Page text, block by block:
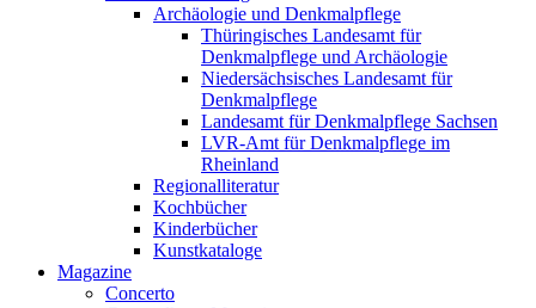
Archäologie und Denkmalpflege
Thüringisches Landesamt für
Denkmalpflege und Archäologie
Niedersächsisches Landesamt für
Denkmalpflege
Landesamt für Denkmalpflege Sachsen
LVR-Amt für Denkmalpflege im
Rheinland
Regionalliteratur
Kochbücher
Kinderbücher
Kunstkataloge
Magazine
Concerto